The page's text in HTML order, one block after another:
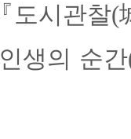
도시관찰
생의 순